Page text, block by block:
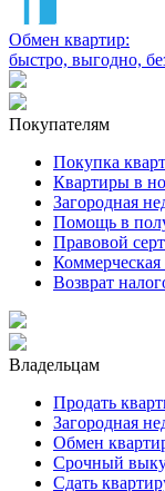
Обмен квартир:
быстро, выгодно,
Покупателям
Покупка
Квартиры в
Загородная
Помощь в
Правовой
Возврат
Владельцам
Продать
Загородная
Обмен
Срочный
Сдать